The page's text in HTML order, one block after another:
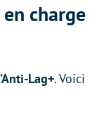
charge
Lag+. Voici